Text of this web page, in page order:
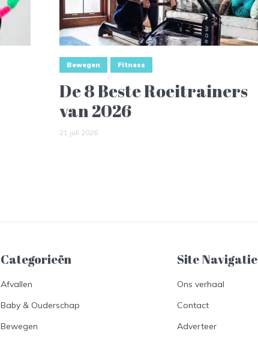
Bewegen Fitness
De 8 Beste Roeitrainers
van 2026
21 juli 2026
Categorieën
Afvallen
Baby & Ouderschap
Bewegen
Site Navigatie​
Ons verhaal
Contact
Adverteer